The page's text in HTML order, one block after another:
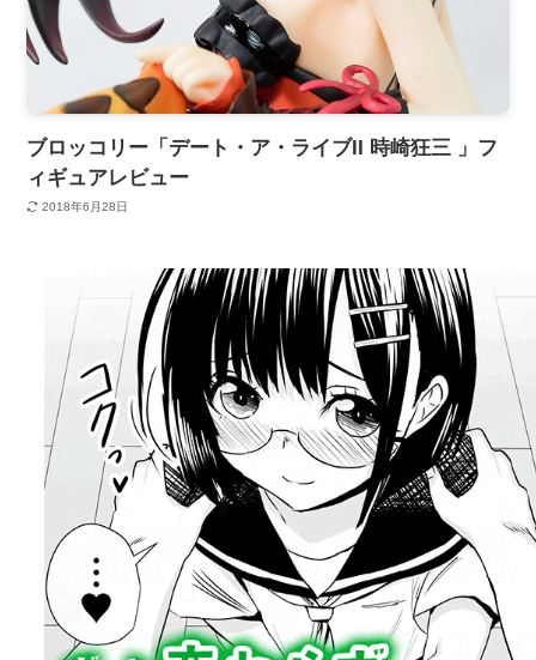
ブロッコリー「デート・ア・ライブII 時崎狂三 」フ
ィギュアレビュー
2018年6月28日